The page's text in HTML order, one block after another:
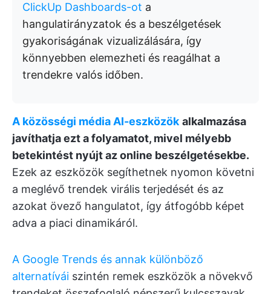
ClickUp Dashboards-ot a
hangulatirányzatok és a beszélgetések
gyakoriságának vizualizálására, így
könnyebben elemezheti és reagálhat a
trendekre valós időben.
A közösségi média AI-eszközök alkalmazása
javíthatja ezt a folyamatot, mivel mélyebb
betekintést nyújt az online beszélgetésekbe.
Ezek az eszközök segíthetnek nyomon követni
a meglévő trendek virális terjedését és az
azokat övező hangulatot, így átfogóbb képet
adva a piaci dinamikáról.
A Google Trends és annak különböző
alternatívái szintén remek eszközök a növekvő